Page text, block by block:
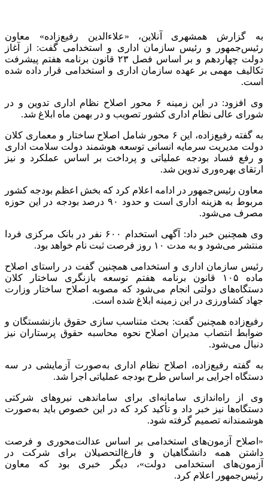
به گزارش همشهری آنلاین، «علاءالدین رفیع‌زاده» معاون
رئیس‌جمهور و رئیس سازمان اداری و استخدامی گفت: از آغاز
دولت چهاردهم و بر اساس فصل ۲۳ قانون برنامه هفتم پیشرفت
تکالیف مهمی بر عهده سازمان اداری و استخدامی قرار داده شده
است.
وی افزود: در این زمینه ۶ محور اصلاح نظام اداری تدوین و در
شورای عالی نظام اداری کشور تصویب و در بهمن ماه ابلاغ شد.
به گفته رفیع‌زاده، این ۶ محور شامل اصلاح ساختار و معماری کلان
دولت مدیریت سرمایه انسانی توسعه هوشمند دولت سلامت اداری
و رفع فساد بودجه عملیاتی و پرداخت بر اساس عملکرد و نیز
ارتقای بهره‌وری تدوین شد.
معاون رئیس‌جمهور در ادامه اعلام کرد که بخش اعظم بودجه کشور
مربوط به هزینه اداری است و حدود ۹۰ درصد بودجه در این حوزه
مصرف می‌شود.
وی همچنین خبر داد: آگهی استخدام ۶۰۰ نفر در بانک مرکزی فردا
منتشر می‌شود و به مدت ۱۰ روز فرصت ثبت نام خواهد بود.
رئیس سازمان اداری و استخدامی همچنین گفت در راستای اصلاح
ماده ۱۰۵ قانون برنامه هفتم توسعه بازنگری ساختار کلان
دستگاه‌های دولتی انجام می‌شود که مصوبه اصلاح ساختار وزارت
جهاد کشاورزی در این زمینه ابلاغ شده است.
رفیع‌زاده همچنین گفت: بحث متناسب سازی حقوق بازنشستگان و
ضوابط انتصاب مدیران اصلاح نحوه محاسبه حقوق پرستاران نیز
دنبال می‌شود.
به گفته رفیع‌زاده، اصلاح نظام اداری به‌صورت آزمایشی در سه
دستگاه اجرایی بر اساس طرح بودجه عملیاتی اجرا شد.
وی از راه‌اندازی سامانه‌ای برای ساماندهی نیروهای شرکتی
دستگاه‌ها نیز خبر داد و تأکید کرد که در این خصوص باید به‌صورت
هوشمندانه تصمیم گرفته شود.
«اصلاح آزمون‌های استخدامی بر اساس عدالت‌محوری و فرصت
داشتن همه دانشگاهیان و فارغ‌التحصیلان برای شرکت در
آزمون‌های استخدامی دولت»، دیگر خبری بود که معاون
رئیس‌جمهور اعلام کرد.